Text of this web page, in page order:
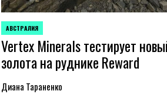
ОПУБЛИКОВАНО
В
АВСТРАЛИЯ
Vertex Minerals тестирует
золота на руднике Reward
Диана Тараненко